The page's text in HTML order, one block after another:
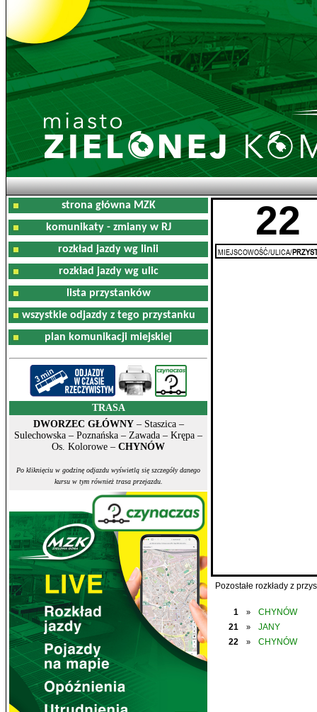
strona główna MZK
komunikaty - zmiany w RJ
rozkład jazdy wg linii
rozkład jazdy wg ulic
lista przystanków
wszystkie odjazdy z tego przystanku
plan komunikacji miejskiej
TRASA
DWORZEC GŁÓWNY– Staszica –
Sulechowska – Poznańska – Zawada – Krępa –
Os. Kolorowe – CHYNÓW
Po kliknięciu w godzinę odjazdu wyświetlą się szczegóły danego
kursu w tym również trasa przejazdu.
22
MIEJSCOWOŚĆ/ULICA/
Pozostałe rozkłady z
1 »
CHYNÓW
21
»
JANY
22
» CHYNÓW